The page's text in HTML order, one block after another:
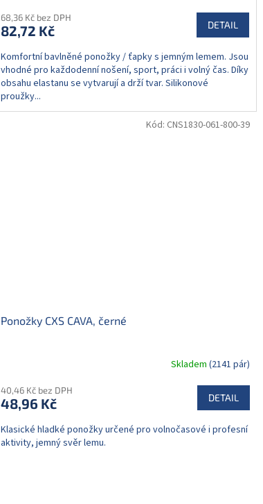
68,36 Kč bez DPH
82,72 Kč DETAIL
Komfortní bavlněné ponožky / ťapky s jemným lemem. Jsou
vhodné pro každodenní nošení, sport, práci i volný čas. Díky
obsahu elastanu se vytvarují a drží tvar. Silikonové
proužky...
Ponožky CXS CAVA, černé
Skladem (2141 pár)
40,46 Kč bez DPH
48,96 Kč DETAIL
Klasické hladké ponožky určené pro volnočasové i profesní
aktivity, jemný svěr lemu.
Kód: CNS1830-061-800-39